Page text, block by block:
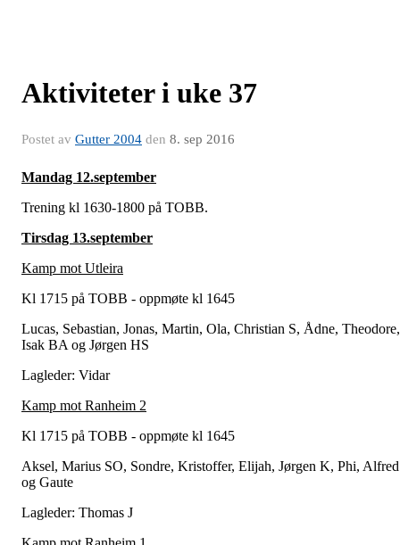
Aktiviteter i uke 37
Postet av Gutter 2004 den 8. sep 2016
Mandag 12.september
Trening kl 1630-1800 på TOBB.
Tirsdag 13.september
Kamp mot Utleira
Kl 1715 på TOBB - oppmøte kl 1645
Lucas, Sebastian, Jonas, Martin, Ola, Christian S, Ådne, Theodore,
Isak BA og Jørgen HS
Lagleder: Vidar
Kamp mot Ranheim 2
Kl 1715 på TOBB - oppmøte kl 1645
Aksel, Marius SO, Sondre, Kristoffer, Elijah, Jørgen K, Phi, Alfred
og Gaute
Lagleder: Thomas J